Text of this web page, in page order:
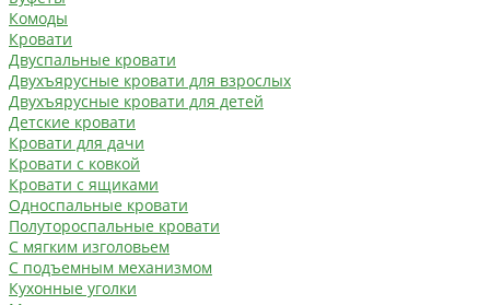
Комоды
Кровати
Двуспальные кровати
Двухъярусные кровати для взрослых
Двухъярусные кровати для детей
Детские кровати
Кровати для дачи
Кровати с ковкой
Кровати с ящиками
Односпальные кровати
Полутороспальные кровати
С мягким изголовьем
С подъемным механизмом
Кухонные уголки